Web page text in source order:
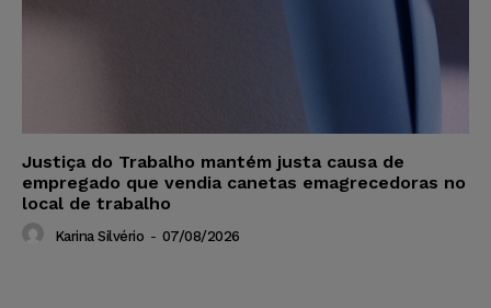
Justiça do Trabalho mantém justa causa de
empregado que vendia canetas emagrecedoras no
local de trabalho
Karina Silvério - 07/08/2026